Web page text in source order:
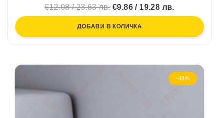
€12.08 / 23.63 лв.€9.86 / 19.28 лв.
ДОБАВИ В КОЛИЧКА
-48%